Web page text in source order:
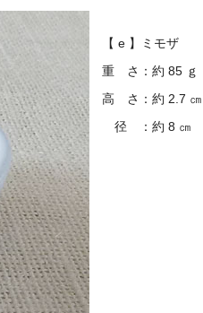
【 e 】ミモザ
重 さ：約 85 ｇ
高 さ：約 2.7 ㎝
径 ：約 8 ㎝